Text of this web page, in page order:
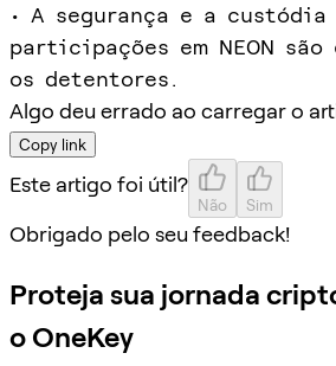
• A segurança e a custódia
participações em NEON
os detentores.
Algo deu errado ao carregar o
Copy link
Este artigo foi útil?
Não Sim
Obrigado pelo seu feedback!
Proteja sua jornada
o OneKey